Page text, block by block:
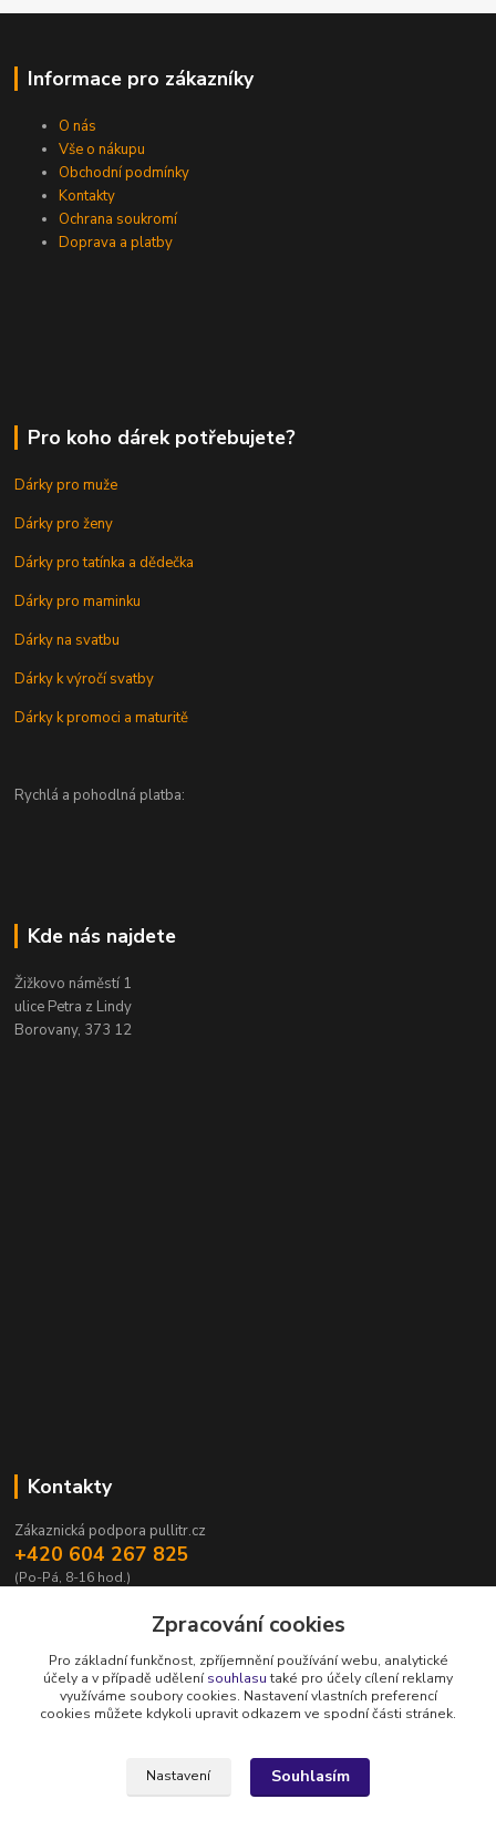
Informace pro zákazníky
O nás
Vše o nákupu
Obchodní podmínky
Kontakty
Ochrana soukromí
Doprava a platby
Pro koho dárek potřebujete?
Dárky pro muže
Dárky pro ženy
Dárky pro tatínka a dědečka
Dárky pro maminku
Dárky na svatbu
Dárky k výročí svatby
Dárky k promoci a maturitě
Rychlá a pohodlná platba:
Kde nás najdete
Žižkovo náměstí 1
ulice Petra z Lindy
Borovany, 373 12
Kontakty
Zákaznická podpora pullitr.cz
+420 604 267 825
(Po-Pá, 8-16 hod.)
Upravit sběr cookies.
Zpracování cookies
Pro základní funkčnost, zpříjemnění používání webu, analytické
účely a v případě udělenísouhlasutaké pro účely cílení reklamy
využíváme soubory cookies. Nastavení vlastních preferencí
cookies můžete kdykoli upravit odkazem ve spodní části stránek.
Nastavení Souhlasím